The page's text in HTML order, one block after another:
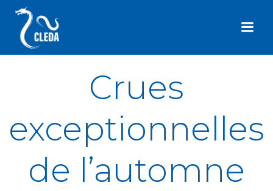
Crues
exceptionnelles
de l’automne